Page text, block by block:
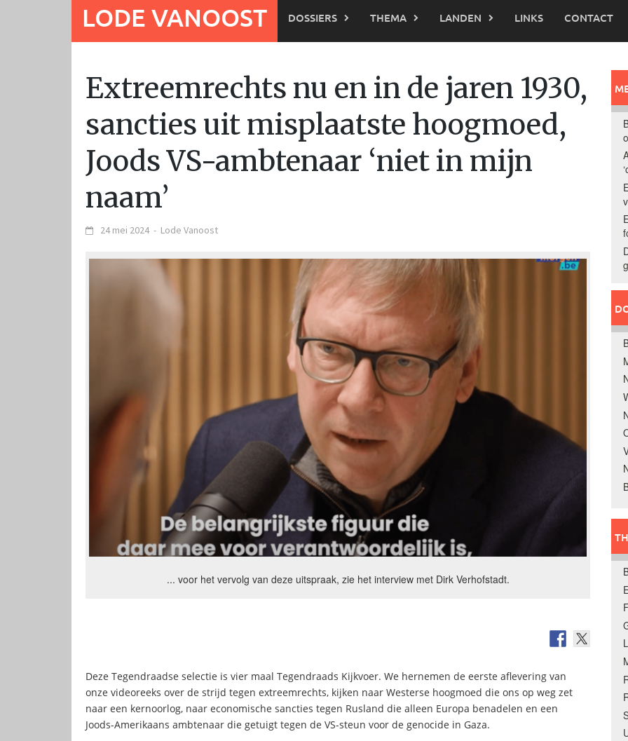
LODE VANOOST DOSSIERS THEMA LANDEN LINKS CONTACT
Extreemrechts nu en in de jaren 1930,
sancties uit misplaatste hoogmoed,
Joods VS-ambtenaar ‘niet in mijn
naam’
24 mei 2024 - Lode Vanoost
... voor het vervolg van deze uitspraak, zie het interview met Dirk Verhofstadt.
Deze Tegendraadse selectie is vier maal Tegendraads Kijkvoer. We hernemen de eerste aflevering van
onze videoreeks over de strijd tegen extreemrechts, kijken naar Westerse hoogmoed die ons op weg zet
naar een kernoorlog, naar economische sancties tegen Rusland die alleen Europa benadelen en een
Joods-Amerikaans ambtenaar die getuigt tegen de VS-steun voor de genocide in Gaza.